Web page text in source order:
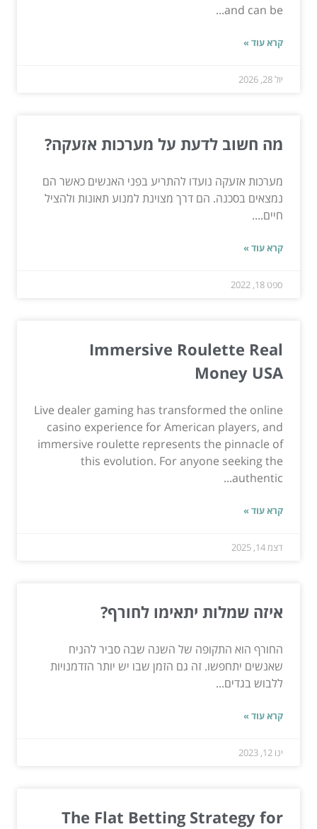
and can be...
קרא עוד »
יול 28, 2026
מה חשוב לדעת על מערכות אזעקה?
מערכות אזעקה נועדו להתריע בפני האנשים כאשר הם
נמצאים בסכנה. הם דרך מצוינת למנוע תאונות ולהציל
חיים....
קרא עוד »
ספט 18, 2022
Immersive Roulette Real
Money USA
Live dealer gaming has transformed the online
casino experience for American players, and
immersive roulette represents the pinnacle of
this evolution. For anyone seeking the
authentic...
קרא עוד »
דצמ 14, 2025
איזה שמלות יתאימו לחורף?
החורף הוא התקופה של השנה שבה סביר להניח
שאנשים יתחפשו. זה גם הזמן שבו יש יותר הזדמנויות
ללבוש בגדים...
קרא עוד »
ינו 12, 2023
The Flat Betting Strategy for